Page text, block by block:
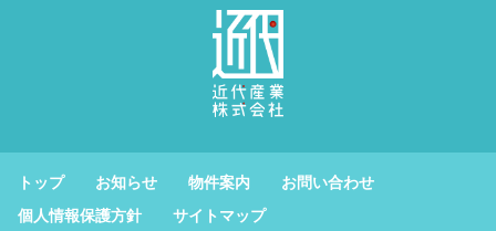
トップ お知らせ 物件案内
お問い合わせ
個人情報保護方針
サイトマップ